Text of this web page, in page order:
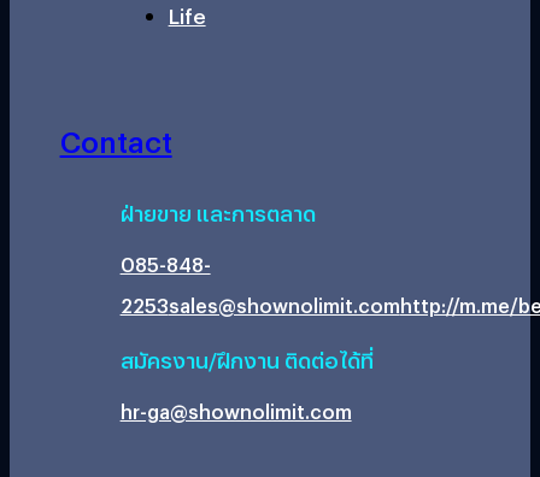
Life
Contact
ฝ่ายขาย และการตลาด
085-848-
2253sales@shownolimit.comhttp://m.me/
สมัครงาน/ฝึกงาน ติดต่อได้ที่
hr-ga@shownolimit.com